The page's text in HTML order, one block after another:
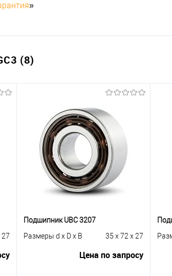
»
(8)
27
Подшипник UBC 3207
Размеры d x D x B
35 x 72 x 27
Цена по запросу